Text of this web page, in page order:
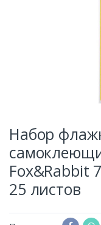
Набор
Fox&Rabbit
25 листов